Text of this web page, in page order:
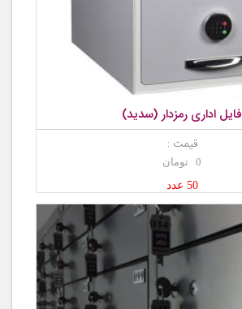
فایل اداری رمزدار (سدید)
قیمت :
0 تومان
50 عدد